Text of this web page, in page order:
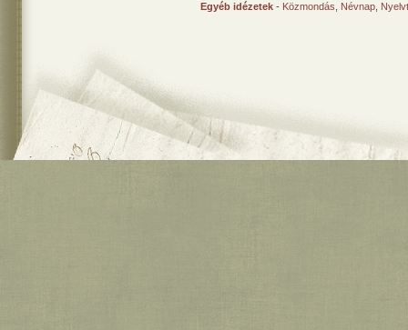
Egyéb idézetek - Közmondás Névnap